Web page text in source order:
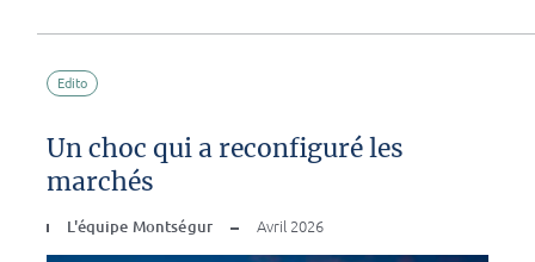
Edito
Un choc qui a reconfiguré les
marchés
L'équipe Montségur Avril 2026